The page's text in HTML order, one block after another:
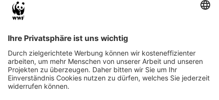
WWF Deutschland
Reinhardtstr. 18
10117 Berlin